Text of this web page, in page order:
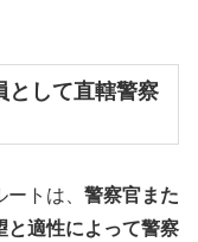
として直轄警察
トは、 警察官また
と適性によって警察